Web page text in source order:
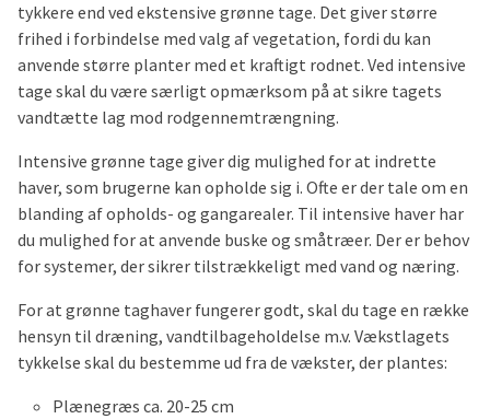
tykkere end ved ekstensive grønne tage. Det giver større
frihed i forbindelse med valg af vegetation, fordi du kan
anvende større planter med et kraftigt rodnet. Ved intensive
tage skal du være særligt opmærksom på at sikre tagets
vandtætte lag mod rodgennemtrængning.
Intensive grønne tage giver dig mulighed for at indrette
haver, som brugerne kan opholde sig i. Ofte er der tale om en
blanding af opholds- og gangarealer. Til intensive haver har
du mulighed for at anvende buske og småtræer. Der er behov
for systemer, der sikrer tilstrækkeligt med vand og næring.
For at grønne taghaver fungerer godt, skal du tage en række
hensyn til dræning, vandtilbageholdelse m.v. Vækstlagets
tykkelse skal du bestemme ud fra de vækster, der plantes:
Plænegræs ca. 20-25 cm